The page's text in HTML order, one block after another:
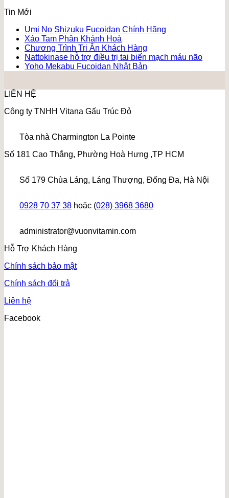
Tin Mới
Umi No Shizuku Fucoidan Chính Hãng
Xáo Tam Phân Khánh Hoà
Chương Trình Tri Ân Khách Hàng
Nattokinase hỗ trợ điều trị tai biến mạch máu não
Yoho Mekabu Fucoidan Nhật Bản
LIÊN HỆ
Công ty TNHH Vitana Gấu Trúc Đỏ
Tòa nhà Charmington La Pointe
Số 181 Cao Thắng, Phường Hoà Hưng ,TP HCM
Số 179 Chùa Láng, Láng Thượng, Đống Đa, Hà Nội
0928 70 37 38 hoặc (028) 3968 3680
administrator@vuonvitamin.com
Hỗ Trợ Khách Hàng
Chính sách bảo mật
Chính sách đổi trả
Liên hệ
Facebook